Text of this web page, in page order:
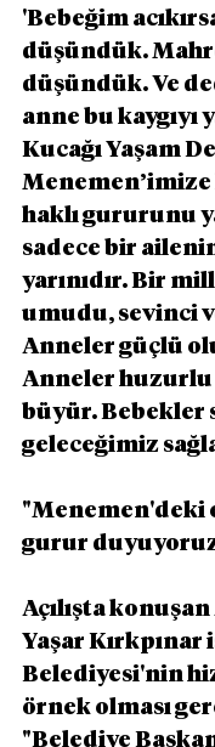
'Bebeğim
düşündük.
düşündük. Ve
anne bu kaygıyı
Kucağı Yaşam
Menemen’imize
haklı gururunu
sadece bir
yarınıdır. Bir
umudu, sevinci
Anneler güçlü
Anneler huzurlu
büyür. Bebekler
geleceğimiz
"Menemen'deki
gurur
Açılışta
Yaşar Kırkpınar
Belediyesi'nin
örnek olması
"Belediye